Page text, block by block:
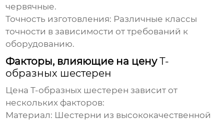
червячные.
Точность изготовления: Различные классы
точности в зависимости от требований к
оборудованию.
Факторы, влияющие на ценуТ-
образных шестерен
ЦенаТ-образных шестерен зависит от
нескольких факторов:
Материал: Шестерни из высококачественной